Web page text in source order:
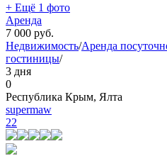
+ Ещё 1 фото
Аренда
7 000 руб.
Недвижимость/Аренда
гостиницы/
3 дня
0
Республика Крым, Ялта
supermaw
22